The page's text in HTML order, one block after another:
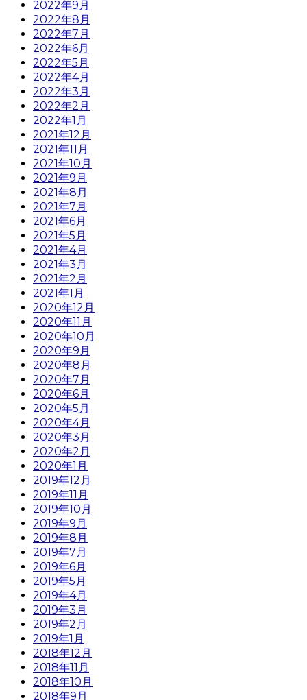
2022年9月
2022年8月
2022年7月
2022年6月
2022年5月
2022年4月
2022年3月
2022年2月
2022年1月
2021年12月
2021年11月
2021年10月
2021年9月
2021年8月
2021年7月
2021年6月
2021年5月
2021年4月
2021年3月
2021年2月
2021年1月
2020年12月
2020年11月
2020年10月
2020年9月
2020年8月
2020年7月
2020年6月
2020年5月
2020年4月
2020年3月
2020年2月
2020年1月
2019年12月
2019年11月
2019年10月
2019年9月
2019年8月
2019年7月
2019年6月
2019年5月
2019年4月
2019年3月
2019年2月
2019年1月
2018年12月
2018年11月
2018年10月
2018年9月